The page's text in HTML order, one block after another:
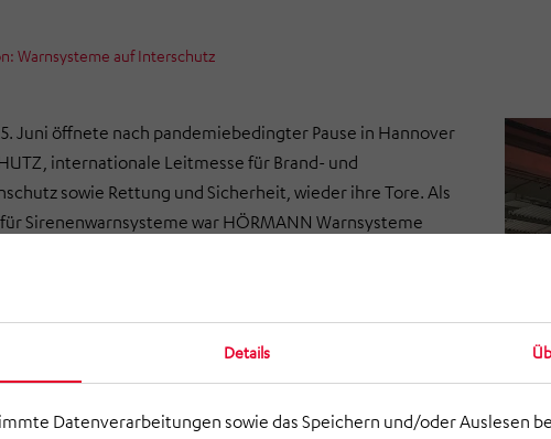
Details
Datenverarbeitungen sowie das Speichern und/oder Auslesen
Warnsysteme auf Interschutz
Juni öffnete nach pandemiebedingter Pause in Hannover
internationale Leitmesse für Brand- und
sowie Rettung und Sicherheit, wieder ihre Tore. Als
Sirenenwarnsysteme war HÖRMANN Warnsysteme